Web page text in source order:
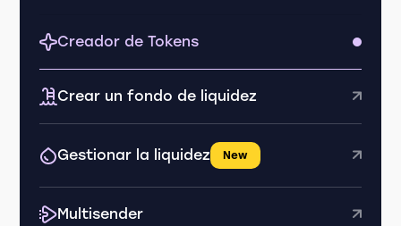
Creador de Tokens
Crear un fondo de liquidez
Gestionar la liquidez New
Multisender